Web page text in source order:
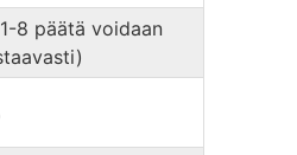
8 päätä voidaan